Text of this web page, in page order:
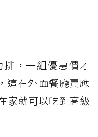
排，一組優惠價才
這在外面餐廳賣應
家就可以吃到高級